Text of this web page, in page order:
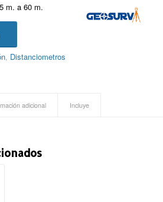
m. a 60 m.
, Distanciometros
adicional Incluye